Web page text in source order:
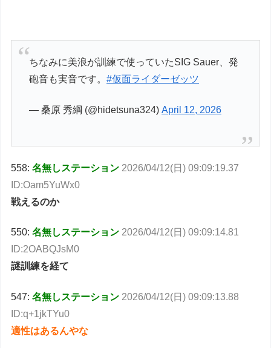
ちなみに美浪が訓練で使っていたSIG Sauer、発
砲音も実音です。#仮面ライダーゼッツ
— 桑原 秀綱 (@hidetsuna324)April 12, 2026
558:名無しステーション 2026/04/12(日) 09:09:19.37
ID:Oam5YuWx0
戦えるのか
550:名無しステーション 2026/04/12(日) 09:09:14.81
ID:2OABQJsM0
謎訓練を経て
547:名無しステーション 2026/04/12(日) 09:09:13.88
ID:q+1jkTYu0
適性はあるんやな